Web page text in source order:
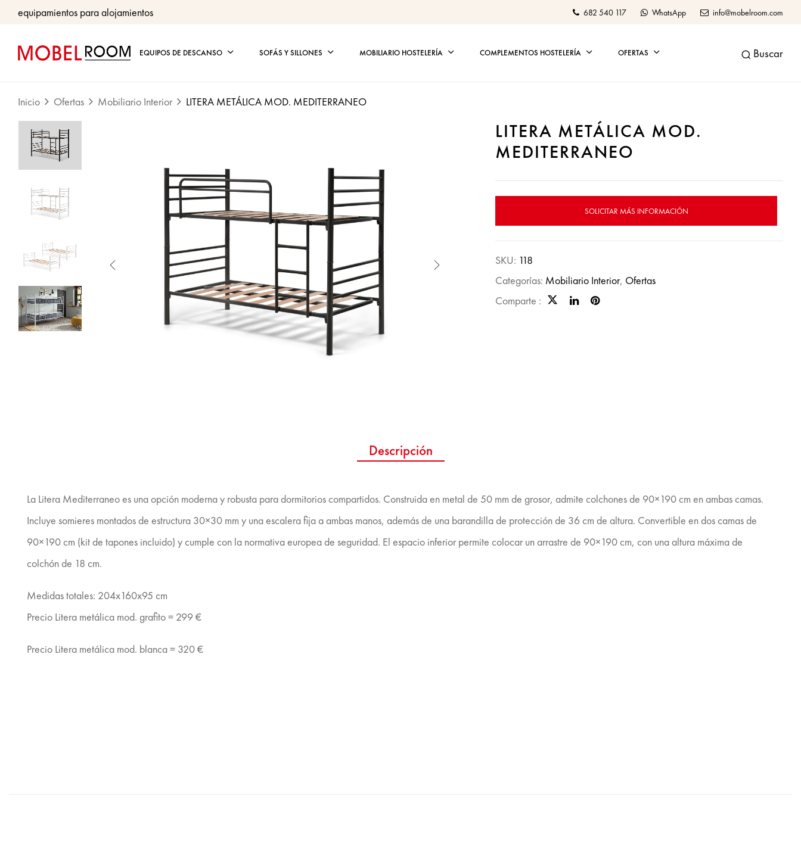
equipamientos para alojamientos 682 540 117 WhatsApp info@mobelroom.com
EQUIPOS DE DESCANSO SOFÁS Y SILLONES MOBILIARIO HOSTELERÍA COMPLEMENTOS HOSTELERÍA OFERTAS Buscar
Inicio Ofertas Mobiliario Interior LITERA METÁLICA MOD. MEDITERRANEO
LITERA METÁLICA MOD.
MEDITERRANEO
SOLICITAR MÁS INFORMACIÓN
SKU: 118
Categorías: Mobiliario Interior, Ofertas
Comparte :
Descripción
La Litera Mediterraneo es una opción moderna y robusta para dormitorios compartidos. Construida en metal de 50 mm de grosor, admite colchones de 90×190 cm en ambas camas.
Incluye somieres montados de estructura 30×30 mm y una escalera fija a ambas manos, además de una barandilla de protección de 36 cm de altura. Convertible en dos camas de
90×190 cm (kit de tapones incluido) y cumple con la normativa europea de seguridad. El espacio inferior permite colocar un arrastre de 90×190 cm, con una altura máxima de
colchón de 18 cm.
Medidas totales: 204x160x95 cm
Precio Litera metálica mod. grafito = 299 €
Precio Litera metálica mod. blanca = 320 €